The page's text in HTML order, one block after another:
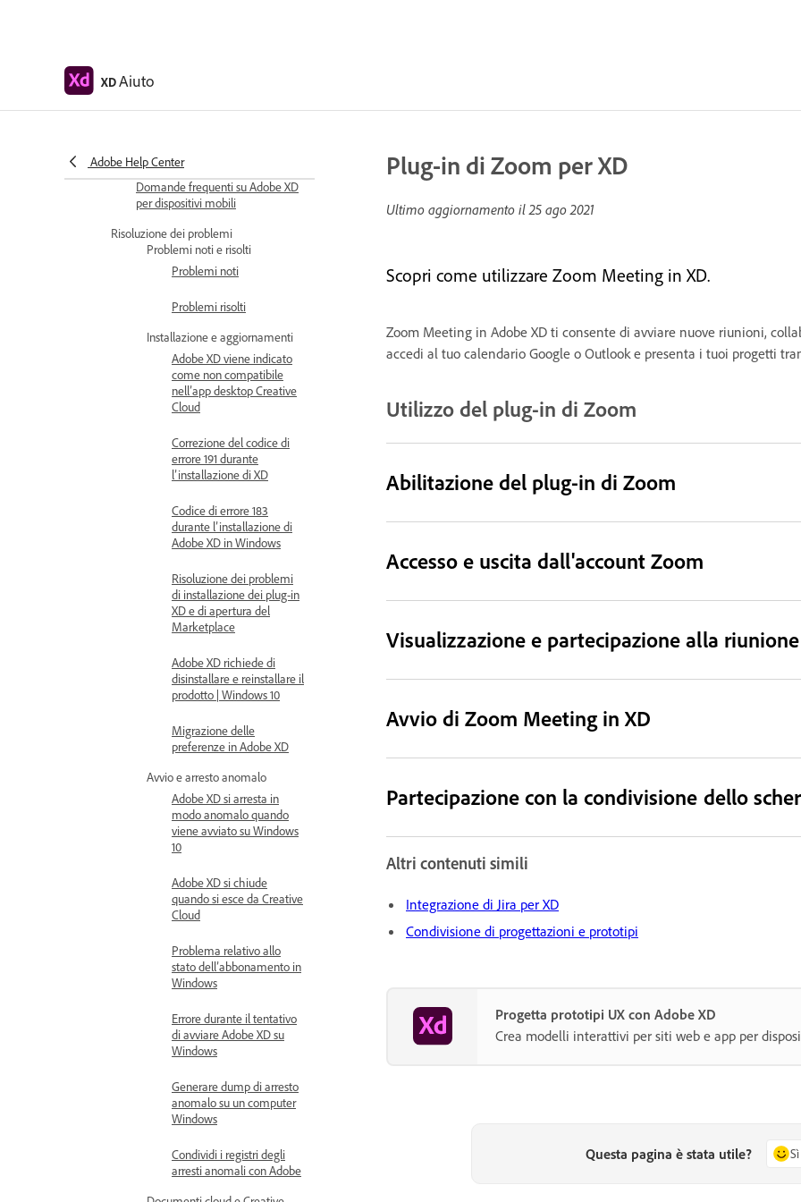
XDAiuto
Adobe Help Center
Pubblicazione di progetti da
Domande frequenti su Adobe XD
per dispositivi mobili
Risoluzione dei problemi
Problemi noti e risolti
Problemi noti
Problemi risolti
Installazione e aggiornamenti
Adobe XD viene indicato
come non compatibile
nell’app desktop Creative
Cloud
Correzione del codice di
errore 191 durante
l’installazione di XD
Codice di errore 183
durante l’installazione di
Adobe XD in Windows
Risoluzione dei problemi
di installazione dei plug-in
XD e di apertura del
Marketplace
Adobe XD richiede di
disinstallare e reinstallare il
prodotto | Windows 10
Migrazione delle
preferenze in Adobe XD
Avvio e arresto anomalo
Adobe XD si arresta in
modo anomalo quando
viene avviato su Windows
10
Adobe XD si chiude
quando si esce da Creative
Cloud
Problema relativo allo
stato dell’abbonamento in
Windows
Errore durante il tentativo
di avviare Adobe XD su
Windows
Generare dump di arresto
anomalo su un computer
Windows
Condividi i registri degli
arresti anomali con Adobe
Plug-in di Zoom per XD
Ultimo aggiornamento il25 ago 2021
Scopri come utilizzare Zoom Meeting in XD.
Zoom Meeting in Adobe XD ti consente di avviare nuove riunioni,
accedi al tuo calendario Google o Outlook e presenta i tuoi progetti
Utilizzo del plug-in di Zoom
Abilitazione del plug-in di Zoom
Accesso e uscita dall'account Zoom
Visualizzazione e partecipazione alla riunione
Avvio di Zoom Meeting in XD
Partecipazione con la condivisione dello
Altri contenuti simili
Integrazione di Jira per XD
Condivisione di progettazioni e prototipi
Progetta prototipi UX con Adobe XD
Crea modelli interattivi per siti web e app per
Questa pagina è stata utile?